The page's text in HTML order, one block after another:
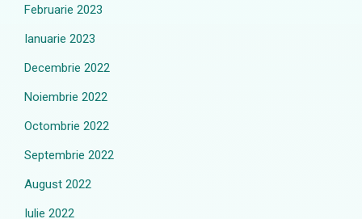
Februarie 2023
Ianuarie 2023
Decembrie 2022
Noiembrie 2022
Octombrie 2022
Septembrie 2022
August 2022
Iulie 2022